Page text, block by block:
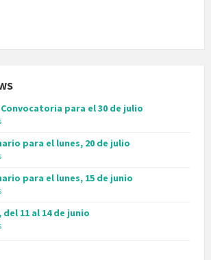
para el 30 de julio
para el lunes, 20 de julio
para el lunes, 15 de junio
11 al 14 de junio